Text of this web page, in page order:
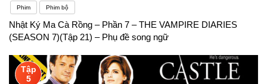
Phim Phim bộ
Nhật Ký Ma Cà Rồng – Phần 7 – THE VAMPIRE DIARIES
(SEASON 7)(Tập 21) – Phụ đề song ngữ
Tập
5